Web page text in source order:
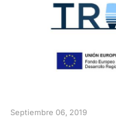
Septiembre 06, 2019